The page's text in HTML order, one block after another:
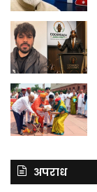
अपराध